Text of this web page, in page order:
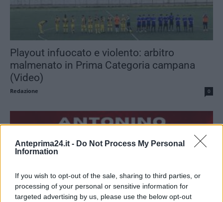
Anteprima24.it - Do Not Process My Personal
Information
If you wish to opt-out of the sale, sharing to third parties, or
processing of your personal or sensitive information for
targeted advertising by us, please use the below opt-out
Playout infuocato e violento: arbitro
malmenato in Prima Categoria campana
(Video)
Redazione 0